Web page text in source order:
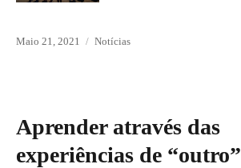
Posted
Maio 21, 2021 Categories
Notícias
Aprender através das
experiências de “outro”